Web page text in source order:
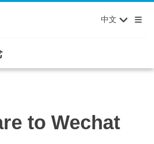
，您的世界！ English Français
Español
中文
to Wechat